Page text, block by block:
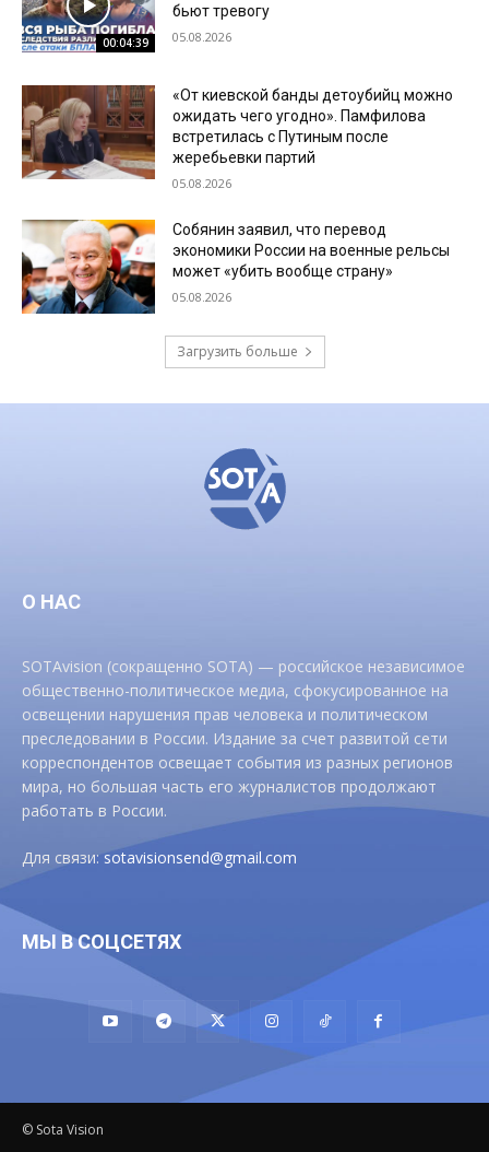
00:04:39
бьют тревогу
05.08.2026
«От киевской банды детоубийц можно
ожидать чего угодно». Памфилова
встретилась с Путиным после
жеребьевки партий
05.08.2026
Собянин заявил, что перевод
экономики России на военные рельсы
может «убить вообще страну»
05.08.2026
Загрузить больше
О НАС
SOTAvision (сокращенно SOTA) — российское независимое
общественно-политическое медиа, сфокусированное на
освещении нарушения прав человека и политическом
преследовании в России. Издание за счет развитой сети
корреспондентов освещает события из разных регионов
мира, но большая часть его журналистов продолжают
работать в России.
Для связи:sotavisionsend@gmail.com
МЫ В СОЦСЕТЯХ
© Sota Vision